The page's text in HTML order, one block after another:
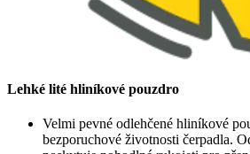
Lehké lité hliníkové pouzdro
Velmi pevné odlehčené hliníkové
bezporuchové životnosti čerpadla.